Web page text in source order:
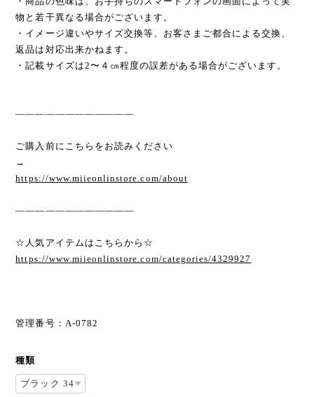
物と若干異なる場合がございます。
・イメージ違いやサイズ交換等、お客さまご都合による交換、
返品は対応出来かねます。
・記載サイズは2〜４㎝程度の誤差がある場合がございます。
————————————
ご購入前にこちらをお読みください
→
https://www.miieonlinstore.com/about
————————————
☆人気アイテムはこちらから☆
https://www.miieonlinstore.com/categories/4329927
管理番号：A-0782
種類